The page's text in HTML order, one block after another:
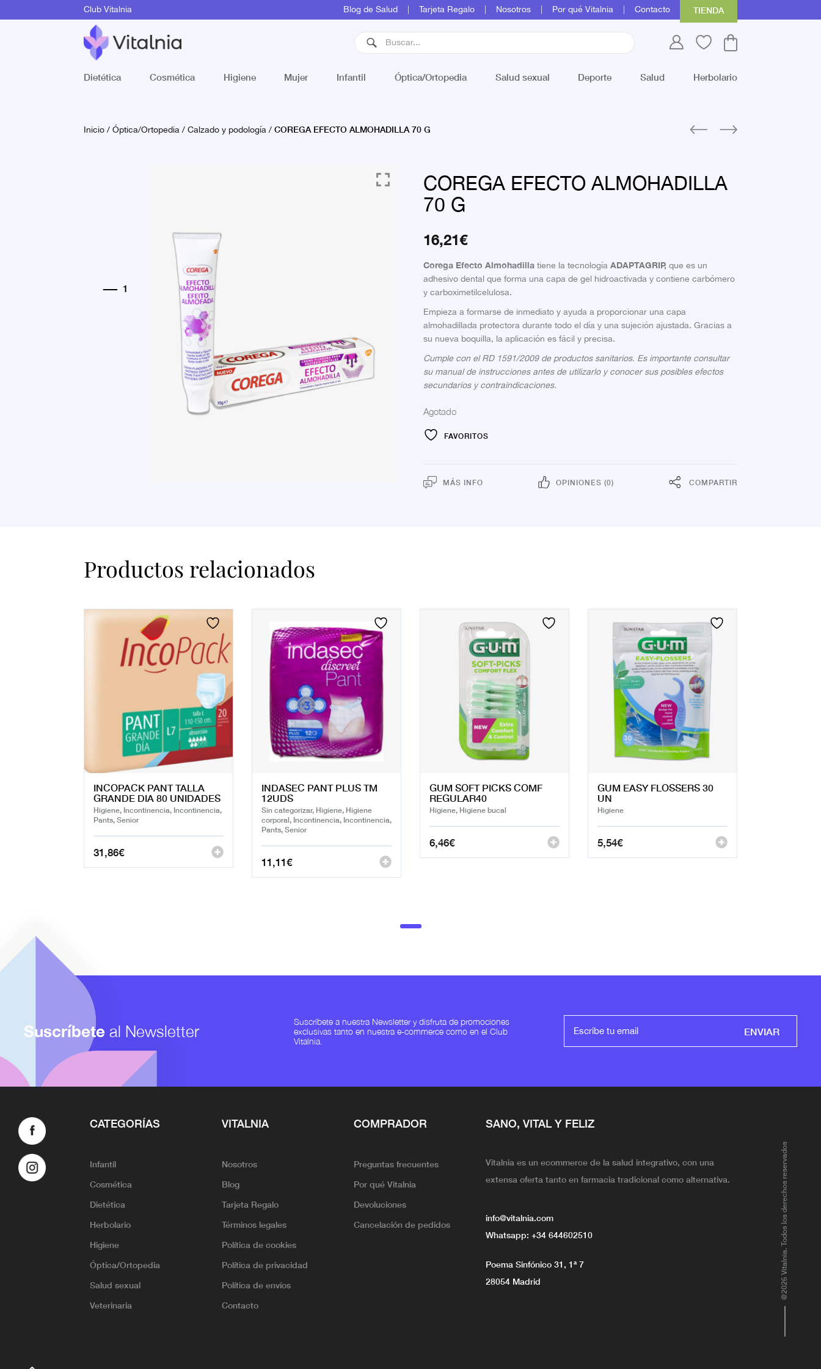
Club Vitalnia Blog de Salud Tarjeta Regalo Nosotros Por qué Vitalnia Contacto TIENDA
Dietética Cosmética Higiene Mujer Infantil Óptica/Ortopedia Salud sexual Deporte Salud Herbolario
Inicio/Óptica/Ortopedia/Calzado y podología/ COREGA EFECTO ALMOHADILLA 70 G
COREGA EFECTO ALMOHADILLA
70 G
16,21€
Corega Efecto Almohadillatiene la tecnologíaADAPTAGRIP,que es un
adhesivo dental que forma una capa de gel hidroactivada y contiene carbómero
y carboximetilcelulosa.
Empieza a formarse de inmediato y ayuda a proporcionar una capa
almohadillada protectora durante todo el día y una sujeción ajustada. Gracias a
su nueva boquilla, la aplicación es fácil y precisa.
Cumple con el RD 1591/2009 de productos sanitarios. Es importante consultar
su manual de instrucciones antes de utilizarlo y conocer sus posibles efectos
secundarios y contraindicaciones.
Agotado
FAVORITOS
MÁS INFO OPINIONES (0) COMPARTIR
Productos relacionados
INCOPACK PANT TALLA
GRANDE DIA 80 UNIDADES
Higiene, Incontinencia, Incontinencia,
Pants, Senior
31,86€
INDASEC PANT PLUS TM
12UDS
Sin categorizar, Higiene, Higiene
corporal, Incontinencia, Incontinencia,
Pants, Senior
11,11€
GUM SOFT PICKS COMF
REGULAR40
Higiene, Higiene bucal
6,46€
GUM EASY FLOSSERS 30
UN
Higiene
5,54€
Suscríbete al Newsletter
Suscríbete a nuestra Newsletter y disfruta de promociones
exclusivas tanto en nuestra e-commerce como en el Club
Vitalnia.
ENVIAR
CATEGORÍAS
Infantil
Cosmética
Dietética
Herbolario
Higiene
Óptica/Ortopedia
Salud sexual
Veterinaria
VITALNIA
Nosotros
Blog
Tarjeta Regalo
Términos legales
Política de cookies
Política de privacidad
Política de envíos
Contacto
COMPRADOR
Preguntas frecuentes
Por qué Vitalnia
Devoluciones
Cancelación de pedidos
SANO, VITAL Y FELIZ
Vitalnia es un ecommerce de la salud integrativo, con una
extensa oferta tanto en farmacia tradicional como alternativa.
info@vitalnia.com
Whatsapp: +34 644602510
Poema Sinfónico 31, 1ª 7
28054 Madrid
@2026 Vitalnia. Todos los derechos reservados